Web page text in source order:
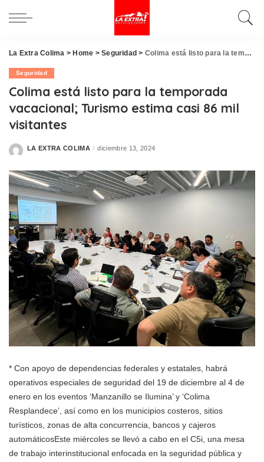
La Extra Colima > Home >Seguridad > Colima está listo para la temporada vacacional; Turismo estima casi 86 mil visitantes
Seguridad
Colima está listo para la temporada
vacacional; Turismo estima casi 86 mil
visitantes
Posted
LA EXTRA COLIMA diciembre 13, 2024
* Con apoyo de dependencias federales y estatales, habrá
operativos especiales de seguridad del 19 de diciembre al 4 de
enero en los eventos ‘Manzanillo se Ilumina’ y ‘Colima
Resplandece’, así como en los municipios costeros, sitios
turísticos, zonas de alta concurrencia, bancos y cajeros
automáticosEste miércoles se llevó a cabo en el C5i, una mesa
de trabajo interinstitucional enfocada en la seguridad pública y